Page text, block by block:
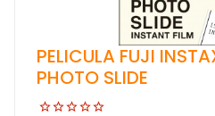
PELICULA FUJI
PHOTO SLIDE